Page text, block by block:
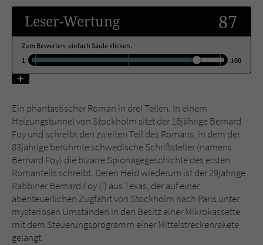
Leser-Wertung 87
Zum Bewerten, einfach Säule klicken.
1
100
Ein phantastischer Roman in drei Teilen. In einem
Heizungstunnel von Stockholm sitzt der 16jährige Bernard
Foy und schreibt den zweiten Teil des Romans, in dem der
83jährige berühmte schwedische Schriftsteller (namens
Bernard Foy) die bizarre Spionagegeschichte des ersten
Romanteils schreibt. Deren Held wiederum ist der 29jährige
Rabbiner Bernard Foy (!) aus Texas, der auf einer
abenteuerlichen Zugfahrt von Stockholm nach Paris unter
mysteriösen Umständen in den Besitz einer Mikrokassette
mit dem Steuerungsprogramm einer Mittelstreckenrakete
gelangt.
Name tx_pwcomments_ahash
Anbieter Literatur-Couch Medien GmbH & Co. KG
Laufzeit
Zweck Cookie für Kommentare einzelner Buchtitel
Name fe_typo_user
Anbieter Literatur-Couch Medien GmbH & Co. KG
Laufzeit Session
Dieses Cookie gewährleistet die